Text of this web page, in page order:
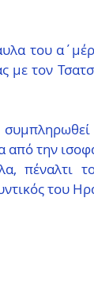
του
με τον
από την
πέναλτι
του